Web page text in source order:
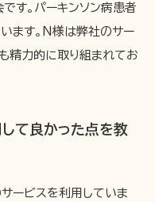
す。パーキンソン病患者
ます。N様は弊社のサー
精力的に取り組まれてお
して良かった点を教
ービスを利用していま